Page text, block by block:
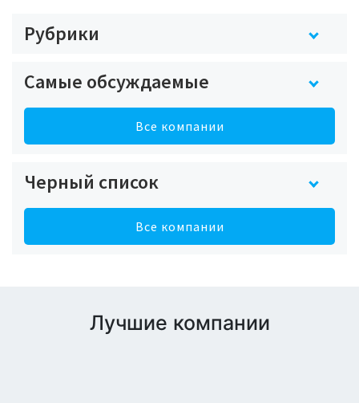
Рубрики
Самые обсуждаемые
Все компании
Черный список
Все компании
Лучшие компании